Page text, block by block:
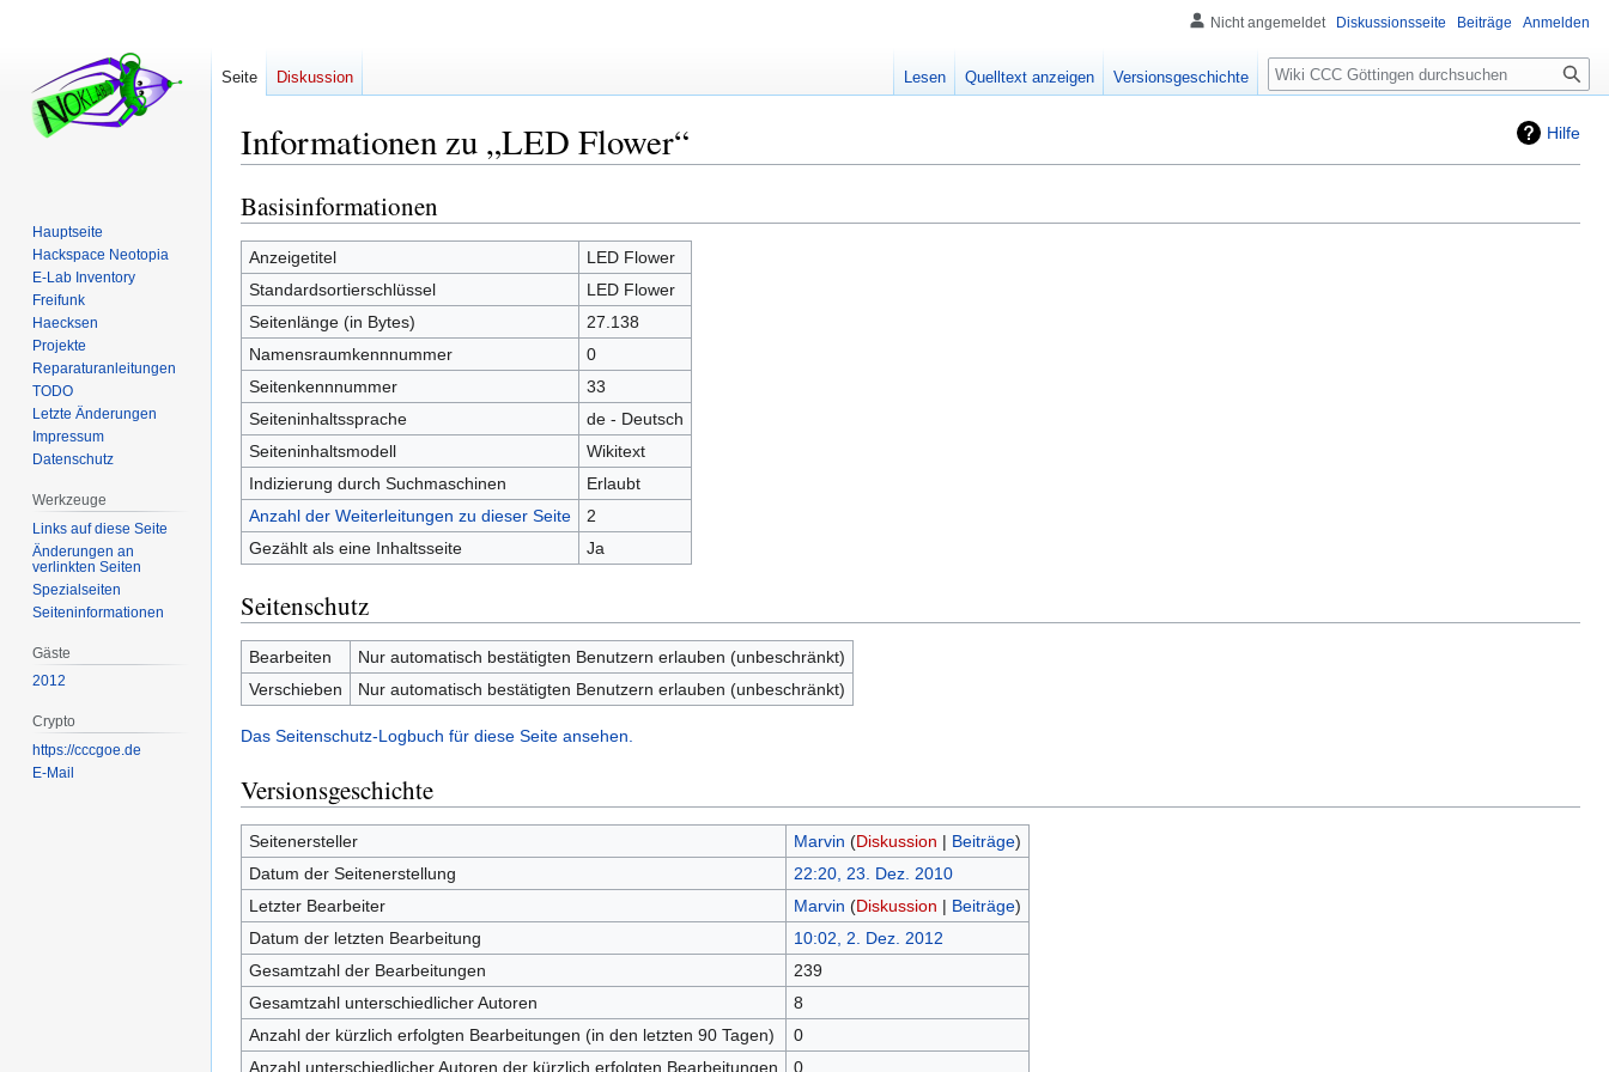
Hilfe
Informationen zu „LED Flower“
Zur
Navigation
springen
Zur
Suche
springen
Basisinformationen
Anzeigetitel
LED Flower
Standardsortierschlüssel
LED Flower
Seitenlänge (in Bytes)
27.138
Namensraumkennnummer
0
Seitenkennnummer
33
Seiteninhaltssprache
de - Deutsch
Seiteninhaltsmodell
Wikitext
Indizierung durch Suchmaschinen
Erlaubt
Anzahl der Weiterleitungen zu dieser Seite
2
Gezählt als eine Inhaltsseite
Ja
Seitenschutz
Bearbeiten
Nur automatisch bestätigten Benutzern erlauben (unbeschränkt)
Verschieben
Nur automatisch bestätigten Benutzern erlauben (unbeschränkt)
Das Seitenschutz-Logbuch für diese Seite ansehen.
Versionsgeschichte
Seitenersteller Marvin (Diskussion | Beiträge)
Datum der Seitenerstellung
22:20, 23. Dez. 2010
Letzter Bearbeiter
Marvin (Diskussion | Beiträge)
Datum der letzten Bearbeitung
10:02, 2. Dez. 2012
Gesamtzahl der Bearbeitungen
239
Gesamtzahl unterschiedlicher Autoren
8
Anzahl der kürzlich erfolgten Bearbeitungen (in den letzten 90 Tagen)
0
Anzahl unterschiedlicher Autoren der kürzlich erfolgten Bearbeitungen
0
Nicht angemeldet Diskussionsseite Beiträge Anmelden
Seite Diskussion Lesen Quelltext anzeigen Versionsgeschichte
Hauptseite
Hackspace Neotopia
E-Lab Inventory
Freifunk
Haecksen
Projekte
Reparaturanleitungen
TODO
Letzte Änderungen
Impressum
Datenschutz
Werkzeuge
Links auf diese Seite
Änderungen an
verlinkten Seiten
Spezialseiten
Seiten­­informationen
Gäste
2012
Crypto
https://cccgoe.de
E-Mail